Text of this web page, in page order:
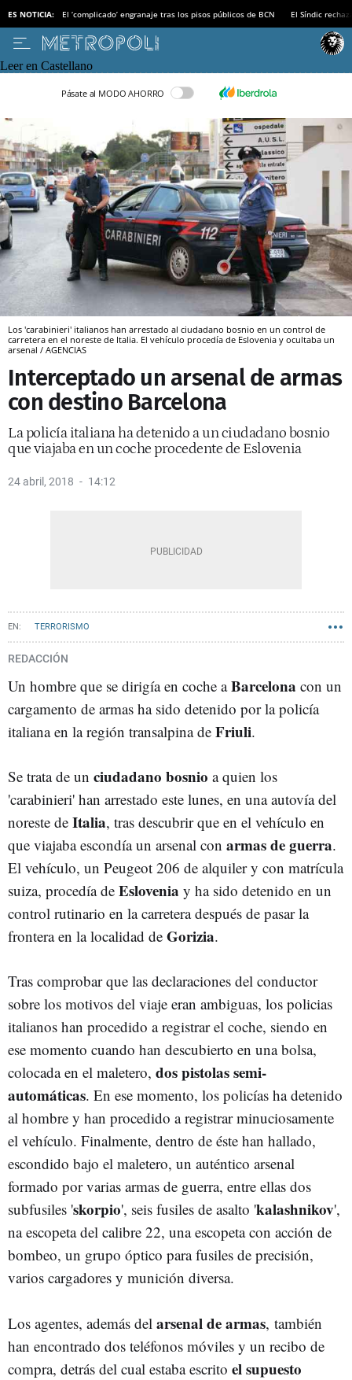
ES NOTICIA: El ‘complicado’ engranaje tras los pisos públicos de BCN El Síndic
Leer en Castellano
Pásate al MODO AHORRO
Los 'carabinieri' italianos han arrestado al ciudadano bosnio en un control de
carretera en el noreste de Italia. El vehículo procedía de Eslovenia y ocultaba un
arsenal / AGENCIAS
Interceptado un arsenal de armas
con destino Barcelona
La policía italiana ha detenido a un ciudadano bosnio
que viajaba en un coche procedente de Eslovenia
24 abril, 2018 14:12
TERRORISMO
REDACCIÓN
Un hombre que se dirigía en coche aBarcelona con un
cargamento de armas ha sido detenido por la policía
italiana en la región transalpina de Friuli.
Se trata de un ciudadano bosnio a quien los
'carabinieri' han arrestado este lunes, en una autovía del
noreste de Italia, tras descubrir que en el vehículo en
que viajaba escondía un arsenal con armas de guerra.
El vehículo, un Peugeot 206 de alquiler y con matrícula
suiza, procedía de Eslovenia y ha sido detenido en un
control rutinario en la carretera después de pasar la
frontera en la localidad de Gorizia.
Tras comprobar que las declaraciones del conductor
sobre los motivos del viaje eran ambiguas, los policias
italianos han procedido a registrar el coche, siendo en
ese momento cuando han descubierto en una bolsa,
colocada en el maletero, dos pistolas semi-
automáticas. En ese momento, los policías ha detenido
al hombre y han procedido a registrar minuciosamente
el vehículo. Finalmente, dentro de éste han hallado,
escondido bajo el maletero, un auténtico arsenal
formado por varias armas de guerra, entre ellas dos
subfusiles 'skorpio', seis fusiles de asalto 'kalashnikov',
na escopeta del calibre 22, una escopeta con acción de
bombeo, un grupo óptico para fusiles de precisión,
varios cargadores y munición diversa.
Los agentes, además del arsenal de armas, también
han encontrado dos teléfonos móviles y un recibo de
compra, detrás del cual estaba escrito el supuesto